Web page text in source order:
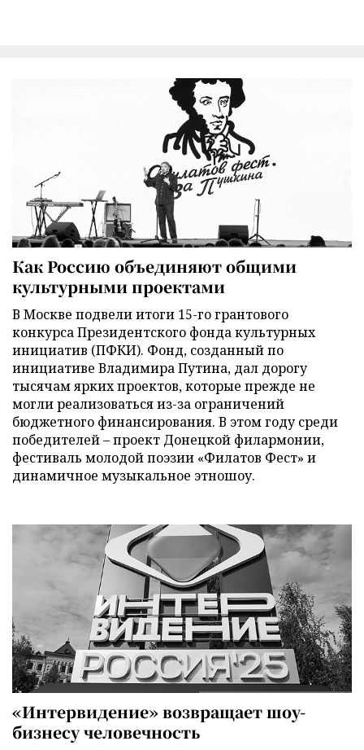
Как Россию объединяют общими
культурными проектами
В Москве подвели итоги 15-го грантового
конкурса Президентского фонда культурных
инициатив (ПФКИ). Фонд, созданный по
инициативе Владимира Путина, дал дорогу
тысячам ярких проектов, которые прежде не
могли реализоваться из-за ограничений
бюджетного финансирования. В этом году среди
победителей – проект Донецкой филармонии,
фестиваль молодой поэзии «Филатов Фест» и
динамичное музыкальное этношоу.
«Интервидение» возвращает шоу-
бизнесу человечность